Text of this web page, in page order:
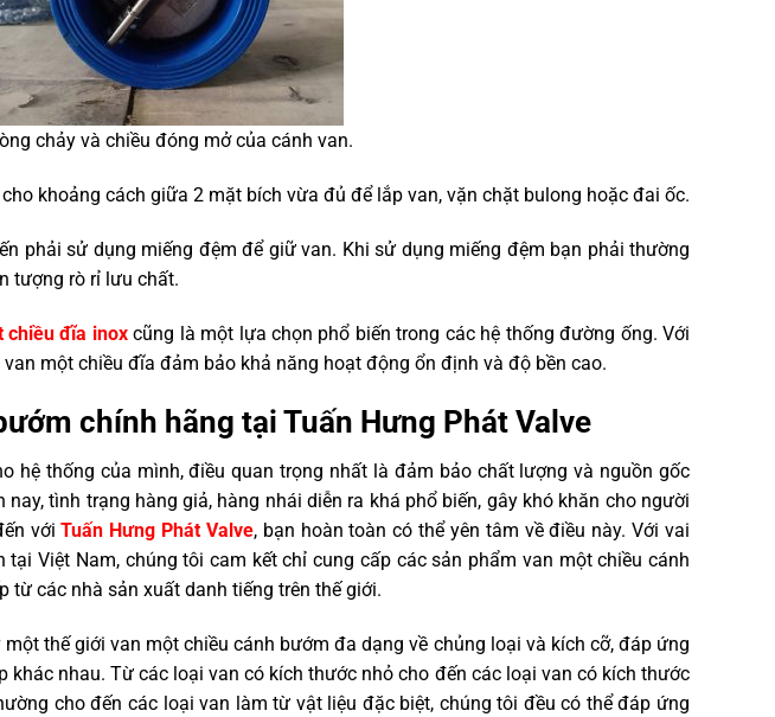
chảy và chiều đóng mở của cánh van.
khoảng cách giữa 2 mặt bích vừa đủ để lắp van, vặn chặt bulong hoặc đai ốc.
phải sử dụng miếng đệm để giữ van. Khi sử dụng miếng đệm bạn phải thường
tượng rò rỉ lưu chất.
chiều đĩa inoxcũng là một lựa chọn phổ biến trong các hệ thống đường ống. Với
một chiều đĩa đảm bảo khả năng hoạt động ổn định và độ bền cao.
chính hãng tại Tuấn Hưng Phát Valve
hệ thống của mình, điều quan trọng nhất là đảm bảo chất lượng và nguồn gốc
tình trạng hàng giả, hàng nhái diễn ra khá phổ biến, gây khó khăn cho người
vớiTuấn Hưng Phát Valve, bạn hoàn toàn có thể yên tâm về điều này. Với vai
Việt Nam, chúng tôi cam kết chỉ cung cấp các sản phẩm van một chiều cánh
từ các nhà sản xuất danh tiếng trên thế giới.
thế giới van một chiều cánh bướm đa dạng về chủng loại và kích cỡ, đáp ứng
khác nhau. Từ các loại van có kích thước nhỏ cho đến các loại van có kích thước
cho đến các loại van làm từ vật liệu đặc biệt, chúng tôi đều có thể đáp ứng